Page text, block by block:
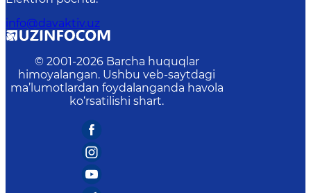
info@davaktiv.uz
© 2001-2026 Barcha huquqlar
himoyalangan. Ushbu veb-saytdagi
ma’lumotlardan foydalanganda havola
ko‘rsatilishi shart.